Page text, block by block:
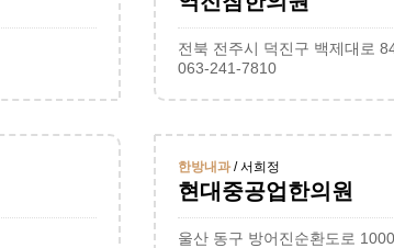
전북 전주시 덕진구 백제대로
063-241-7810
한방내과/ 서희정
현대중공업한의원
울산 동구 방어진순환도로